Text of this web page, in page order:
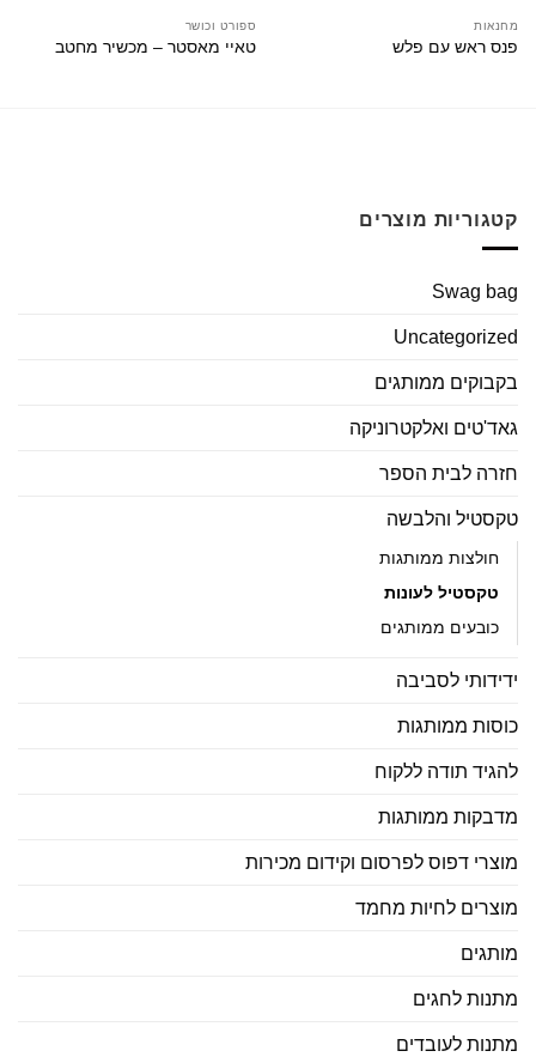
מחנאות
פנס ראש עם פלש
ספורט וכושר
טאיי מאסטר – מכשיר מחטב
קטגוריות מוצרים
Swag bag
Uncategorized
בקבוקים ממותגים
גאד'טים ואלקטרוניקה
חזרה לבית הספר
טקסטיל והלבשה
חולצות ממותגות
טקסטיל לעונות
כובעים ממותגים
ידידותי לסביבה
כוסות ממותגות
להגיד תודה ללקוח
מדבקות ממותגות
מוצרי דפוס לפרסום וקידום מכירות
מוצרים לחיות מחמד
מותגים
מתנות לחגים
מתנות לעובדים